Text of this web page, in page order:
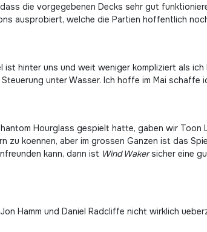
die vorgegebenen Decks sehr gut
ausprobiert, welche die Partien hoffentlich
ist hinter uns und weit weniger kompliziert als
unter Wasser. Ich hoffe im Mai schaffe
Hourglass gespielt hatte, gaben wir Toon
zu koennen, aber im grossen Ganzen ist das
kann, dann ist Wind Wakersicher eine
Hamm und Daniel Radcliffe nicht wirklich